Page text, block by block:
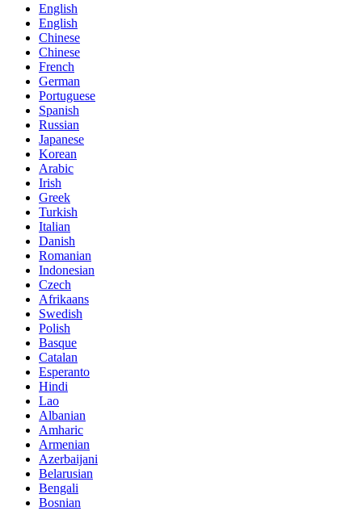
English
English
Chinese
Chinese
French
German
Portuguese
Spanish
Russian
Japanese
Korean
Arabic
Irish
Greek
Turkish
Italian
Danish
Romanian
Indonesian
Czech
Afrikaans
Swedish
Polish
Basque
Catalan
Esperanto
Hindi
Lao
Albanian
Amharic
Armenian
Azerbaijani
Belarusian
Bengali
Bosnian